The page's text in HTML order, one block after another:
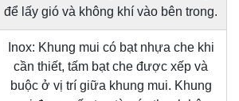
để lấy gió và không khí vào bên trong.
Inox: Khung mui có bạt nhựa che khi
cần thiết, tấm bạt che được xếp và
buộc ở vị trí giữa khung mui. Khung